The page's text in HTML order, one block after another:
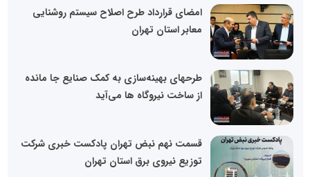
امضای قرارداد طرح اصلاح سیستم روشنایی
معابر استان تهران
طرحهای بهینه‌سازی به کمک صنایع جا مانده
از ساخت نیروگاه ها می‌آید
قسمت نهم نبض تهران پادکست خبری شرکت
توزیع نیروی برق استان تهران